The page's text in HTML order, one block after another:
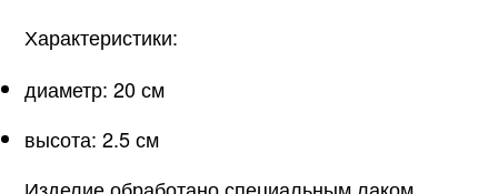
Характеристики:
диаметр: 20 см
высота: 2.5 см